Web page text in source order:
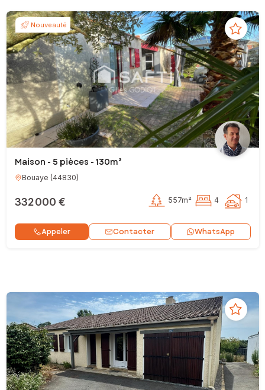
Nouveauté
Maison - 5 pièces - 130m²
Bouaye (44830)
332 000 € 557m² 4 1
Appeler Contacter WhatsApp